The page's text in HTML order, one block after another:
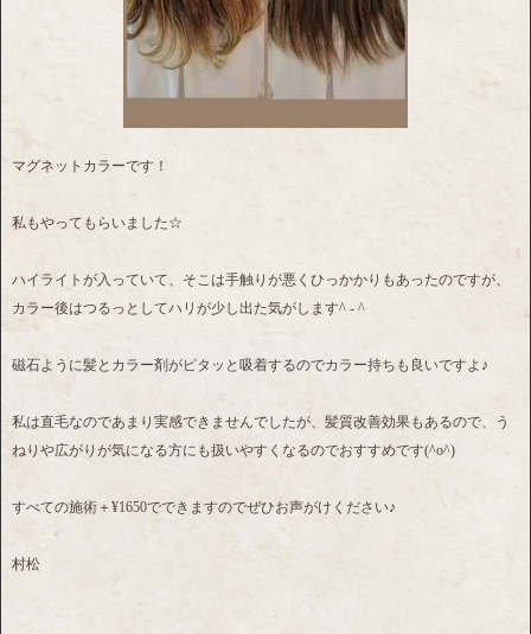
マグネットカラーです！
私もやってもらいました☆
ハイライトが入っていて、そこは手触りが悪くひっかかりもあったのですが、
カラー後はつるっとしてハリが少し出た気がします^ - ^
磁石ように髪とカラー剤がピタッと吸着するのでカラー持ちも良いですよ♪
私は直毛なのであまり実感できませんでしたが、髪質改善効果もあるので、う
ねりや広がりが気になる方にも扱いやすくなるのでおすすめです(^o^)
すべての施術＋¥1650でできますのでぜひお声がけください♪
村松